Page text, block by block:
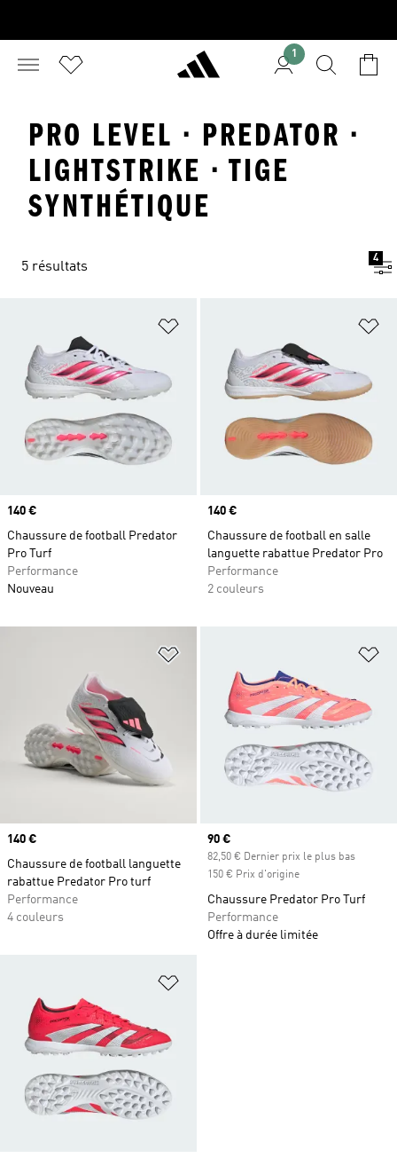
1
PRO LEVEL · PREDATOR ·
LIGHTSTRIKE · TIGE
SYNTHÉTIQUE
5 résultats
4
Ajouter à la Liste de produits
Prix
140 €
Chaussure de football Predator
Pro Turf
Performance
Nouveau
Prix
140 €
Chaussure de football en salle
languette rabattue Predator Pro
Performance
2 couleurs
Ajouter à la Liste de produits
Prix
140 €
Chaussure de football languette
rabattue Predator Pro turf
Performance
4 couleurs
Prix actuel
90 €
82,50 € Dernier prix le plus bas
150 € Prix d'origine
Chaussure Predator Pro Turf
Performance
Offre à durée limitée